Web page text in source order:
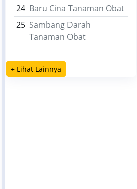
24 Baru Cina Tanaman Obat
25 Sambang Darah
Tanaman Obat
+ Lihat Lainnya